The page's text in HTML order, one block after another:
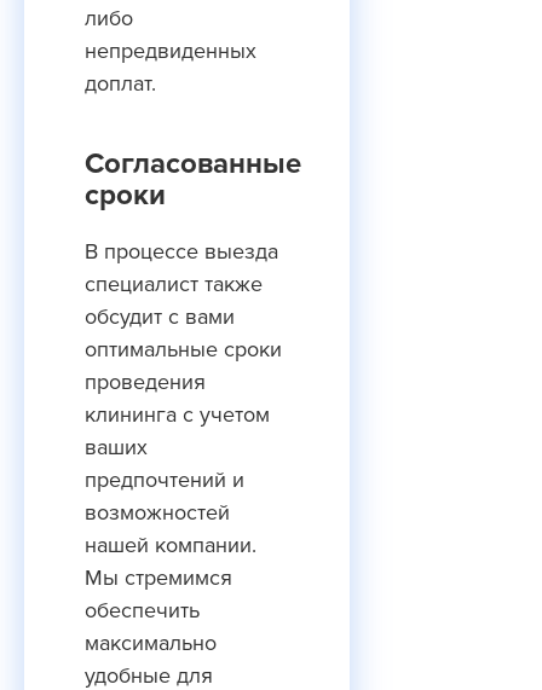
либо
непредвиденных
доплат.
Согласованные
сроки
В процессе выезда
специалист также
обсудит с вами
оптимальные сроки
проведения
клининга с учетом
ваших
предпочтений и
возможностей
нашей компании.
Мы стремимся
обеспечить
максимально
удобные для